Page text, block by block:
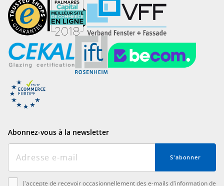
Abonnez-vous à la newsletter
S'abonner
J'accepte de recevoir occasionnellement des e-mails d'information de